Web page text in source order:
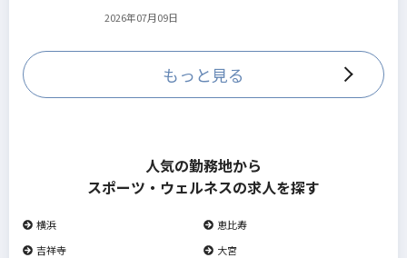
していきます。
2026年07月09日
もっと見る
人気の勤務地から
スポーツ・ウェルネスの求人を探す
横浜
恵比寿
吉祥寺
大宮